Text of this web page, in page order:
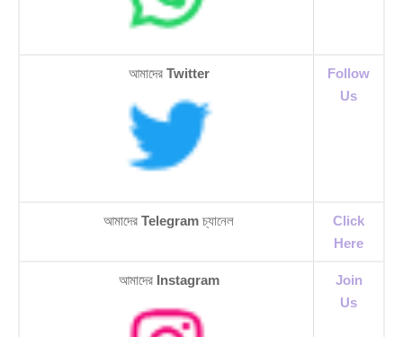
আমাদের Twitter
Follow
Us
আমাদের Telegramচ্যানেল
Click
Here
আমাদের Instagram
Join
Us